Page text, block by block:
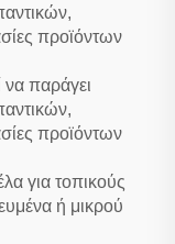
προϊόντων
παράγει
προϊόντων
για τοπικούς
ή μικρού